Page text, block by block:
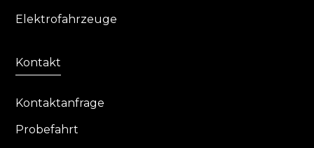
Elektrofahrzeuge
Kontakt
Kontaktanfrage
Probefahrt